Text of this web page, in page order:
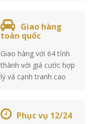
Giao hàng
toàn quốc
Giao hàng với 64 tỉnh
thành với giá cước hợp
lý và cạnh tranh cao
Phục vụ 12/24